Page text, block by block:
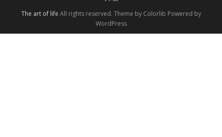
The art of life All rights reserved. Theme by Colorlib Powered by
WordPress